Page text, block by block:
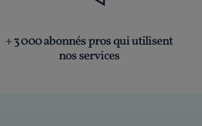
+ 3 000 abonnés pros qui utilisent
nos services